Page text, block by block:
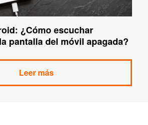
¿Cómo escuchar
pantalla del móvil apagada?
Leer más